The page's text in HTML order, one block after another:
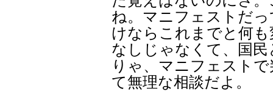
ね。マニフェストだ
けならこれまでと何
なしじゃなくて、国
りゃ、マニフェスト
て無理な相談だよ。